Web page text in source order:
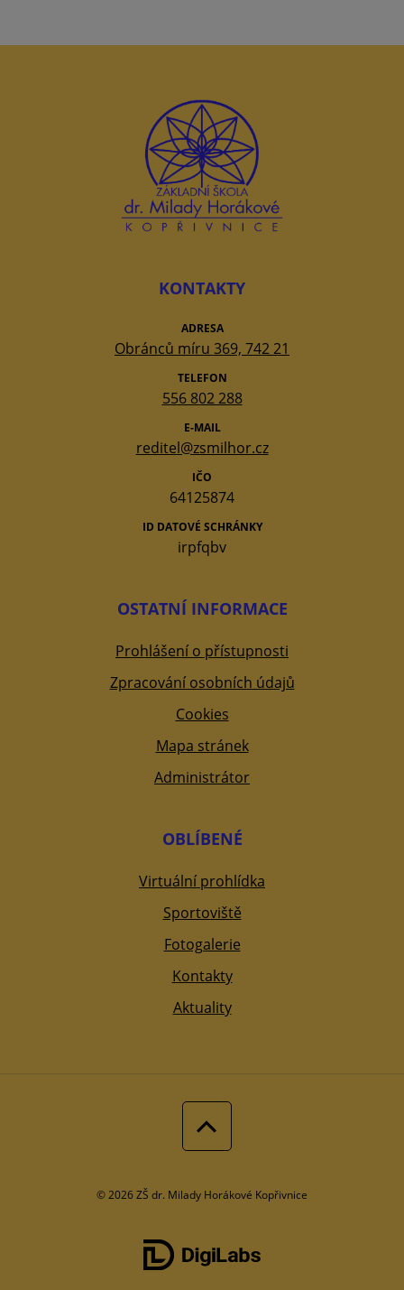
KONTAKTY
ADRESA
Obránců míru 369, 742 21
TELEFON
556 802 288
E-MAIL
reditel@zsmilhor.cz
IČO
64125874
ID DATOVÉ SCHRÁNKY
irpfqbv
OSTATNÍ INFORMACE
Prohlášení o přístupnosti
Zpracování osobních údajů
Cookies
Mapa stránek
Administrátor
OBLÍBENÉ
Virtuální prohlídka
Sportoviště
Fotogalerie
Kontakty
Aktuality
© 2026 ZŠ dr. Milady Horákové Kopřivnice